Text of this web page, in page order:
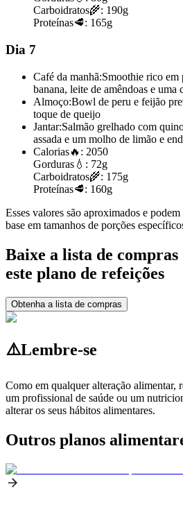
Carboidratos🌾: 190g
Proteínas🥩: 165g
Dia 7
Café da manhã:Smoothie rico em
banana, leite de amêndoas e
Almoço:Bowl de peru e feijão
toque de queijo
Jantar:Salmão grelhado com
assada e um molho de limão e
Calorias🔥: 2050
Gorduras 💧: 72g
Carboidratos🌾: 175g
Proteínas🥩: 160g
Esses valores são aproximados e
base em tamanhos de porções
Baixe a lista de
este plano de refeições
Obtenha a lista de compras
⚠️Lembre-se
Como em qualquer alteração alimentar,
um profissional de saúde ou um
alterar os seus hábitos alimentares.
Outros planos